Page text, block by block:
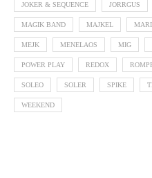
JOKER & SEQUENCE JORRGUS
MAGIK BAND MAJKEL
MEJK MENELAOS MIG
POWER PLAY REDOX
SOLEO SOLER SPIKE
WEEKEND